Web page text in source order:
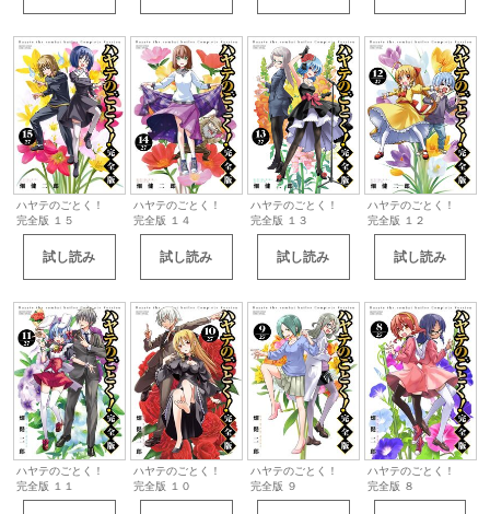
ハヤテのごとく！
完全版 １５
試し読み
ハヤテのごとく！
完全版 １４
試し読み
ハヤテのごとく！
完全版 １３
試し読み
ハヤテのごとく！
完全版 １２
試し読み
ハヤテのごとく！
完全版 １１
ハヤテのごとく！
完全版 １０
ハヤテのごとく！
完全版 ９
ハヤテのごとく！
完全版 ８